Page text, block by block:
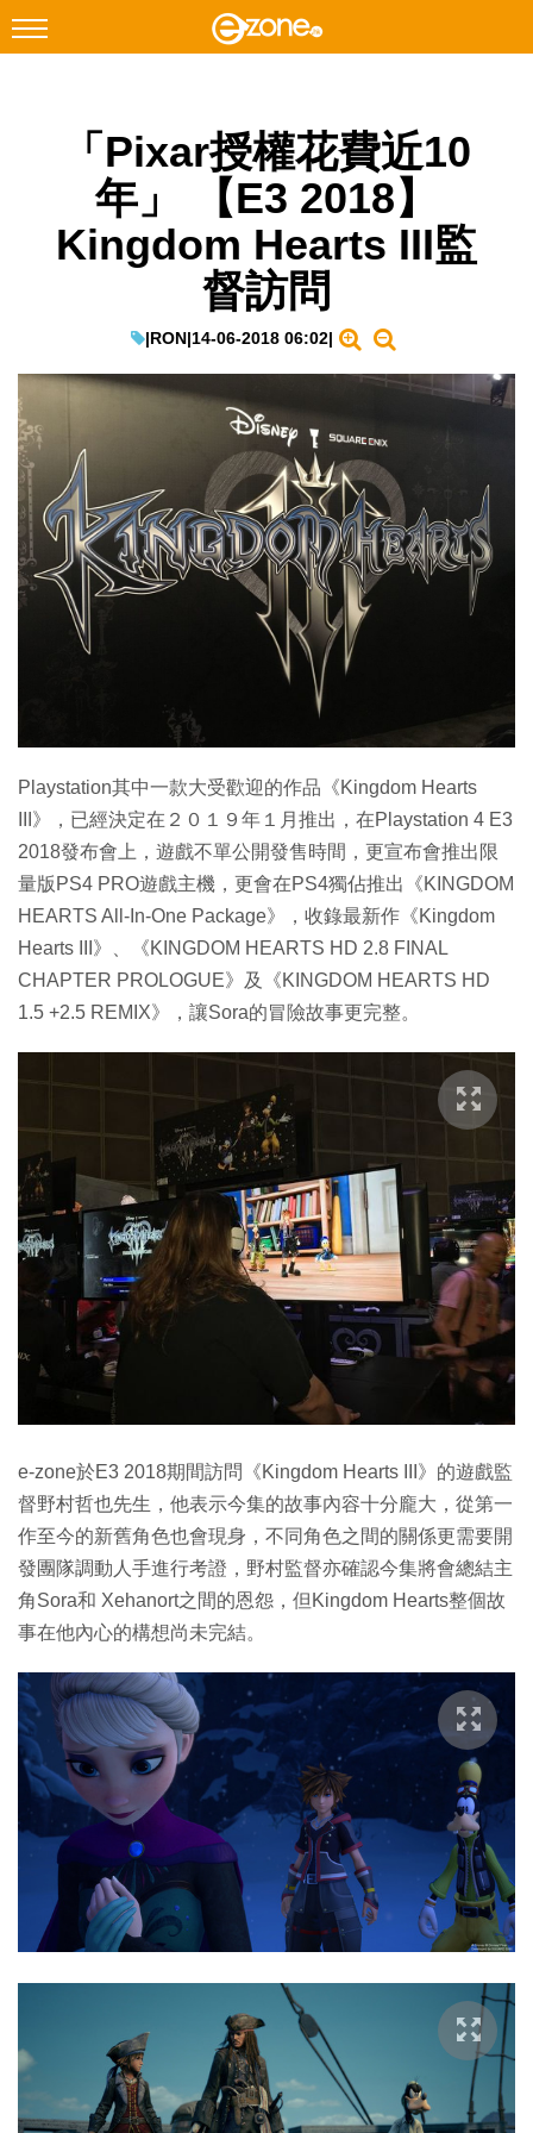
Facebook Instagram
網絡生活
EduTech
IT Times
生成式AI與雲端應用
Enterprise Digital Transformation
特集
「Pixar授權花費近10
年」 【E3 2018】
Kingdom Hearts III監
督訪問
|RON|14-06-2018 06:02|
Playstation其中一款大受歡迎的作品《Kingdom Hearts
III》，已經決定在２０１９年１月推出，在Playstation 4 E3
2018發布會上，遊戲不單公開發售時間，更宣布會推出限
量版PS4 PRO遊戲主機，更會在PS4獨佔推出《KINGDOM
HEARTS All-In-One Package》，收錄最新作《Kingdom
Hearts III》、《KINGDOM HEARTS HD 2.8 FINAL
CHAPTER PROLOGUE》及《KINGDOM HEARTS HD
1.5 +2.5 REMIX》，讓Sora的冒險故事更完整。
e-zone於E3 2018期間訪問《Kingdom Hearts III》的遊戲監
督野村哲也先生，他表示今集的故事內容十分龐大，從第一
作至今的新舊角色也會現身，不同角色之間的關係更需要開
發團隊調動人手進行考證，野村監督亦確認今集將會總結主
角Sora和 Xehanort之間的恩怨，但Kingdom Hearts整個故
事在他內心的構想尚未完結。